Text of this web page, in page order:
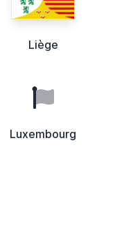
Liège
Luxembourg